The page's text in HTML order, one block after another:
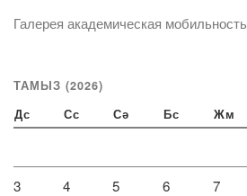
Галерея академическая мобильность
ТАМЫЗ (2026)
Дс Сс Сә Бс Жм
3 4 5 6 7